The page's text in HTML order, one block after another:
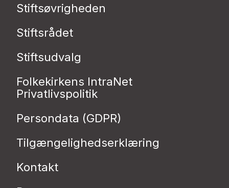
Stiftsøvrigheden
Stiftsrådet
Stiftsudvalg
Folkekirkens IntraNet
Privatlivspolitik
Persondata (GDPR)
Tilgængelighedserklæring
Kontakt